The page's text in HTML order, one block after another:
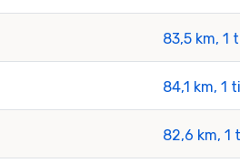
83,5 km, 1
84,1 km, 1
82,6 km, 1